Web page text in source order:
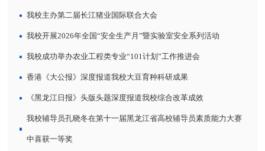
我校主办第二届长江猪业国际联合大会
我校开展2026年全国“安全生产月”暨实验室安全系列活动
我校成功举办农业工程类专业“101计划”工作推进会
香港《大公报》深度报道我校大豆育种科研成果
《黑龙江日报》头版头题深度报道我校综合改革成效
我校辅导员孔晓冬在第十一届黑龙江省高校辅导员素质能力大赛
中喜获一等奖